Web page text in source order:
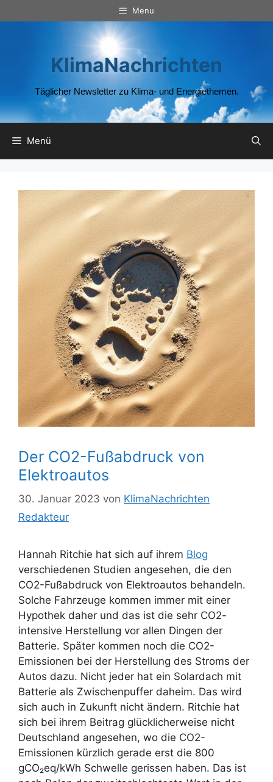
Inhalt
Menu
KlimaNachrichten
Täglicher Newsletter zu Klima- und Energiethemen.
Menü
Der CO2-Fußabdruck von
Elektroautos
30. Januar 2023 von KlimaNachrichten
Redakteur
Hannah Ritchie hat sich auf ihrem Blog
verschiedenen Studien angesehen, die den
CO2-Fußabdruck von Elektroautos behandeln.
Solche Fahrzeuge kommen immer mit einer
Hypothek daher und das ist die sehr CO2-
intensive Herstellung vor allen Dingen der
Batterie. Später kommen noch die CO2-
Emissionen bei der Herstellung des Stroms der
Autos dazu. Nicht jeder hat ein Solardach mit
Batterie als Zwischenpuffer daheim. Das wird
sich auch in Zukunft nicht ändern. Ritchie hat
sich bei ihrem Beitrag glücklicherweise nicht
Deutschland angesehen, wo die CO2-
Emissionen kürzlich gerade erst die 800
gCO₂eq/kWh Schwelle gerissen haben. Das ist